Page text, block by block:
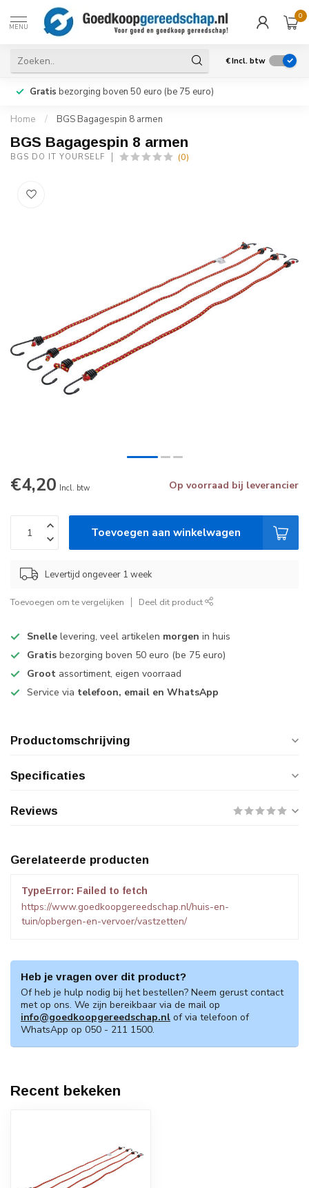
MENU
0
€Incl. btw
Gratis bezorging boven 50 euro (be 75 euro)
Home / BGS Bagagespin 8 armen
BGS Bagagespin 8 armen
BGS DO IT YOURSELF (0)
€4,20 Incl. btw Op voorraad bij leverancier
Toevoegen aan winkelwagen
Levertijd ongeveer 1 week
Toevoegen om te vergelijken Deel dit product
Snelle levering, veel artikelen morgen in huis
Gratis bezorging boven 50 euro (be 75 euro)
Groot assortiment, eigen voorraad
Service via telefoon, email en WhatsApp
Productomschrijving
Specificaties
Reviews
Gerelateerde producten
TypeError: Failed to fetch
https://www.goedkoopgereedschap.nl/huis-en-
tuin/opbergen-en-vervoer/vastzetten/
Heb je vragen over dit product?
Of heb je hulp nodig bij het bestellen? Neem gerust contact
met op ons. We zijn bereikbaar via de mail op
info@goedkoopgereedschap.nl of via telefoon of
WhatsApp op 050 - 211 1500.
Recent bekeken